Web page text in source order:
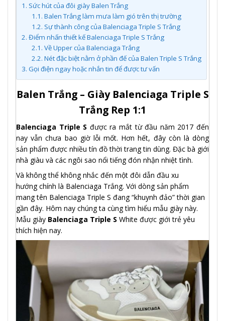
1. Sức hút của đôi giày Balen Trắng
1.1. Balen Trắng làm mưa làm gió trên thị trường
1.2. Sự thành công của Balenciaga Triple S Trắng
2. Điểm nhấn thiết kế Balenciaga Triple S Trắng
2.1. Về Upper của Balenciaga Trắng
2.2. Nét đặc biệt nằm ở phần đế của Balen Triple S Trắng
3. Gọi điện ngay hoặc nhắn tin để được tư vấn
Balen Trắng – Giày Balenciaga Triple S
Trắng Rep 1:1
Balenciaga Triple S được ra mắt từ đầu năm 2017 đến
nay vẫn chưa bao giờ lỗi mốt. Hơn hết, đây còn là dòng
sản phẩm được nhiều tín đồ thời trang tin dùng. Đặc bà giới
nhà giàu và các ngôi sao nổi tiếng đón nhận nhiệt tình.
Và không thể không nhắc đến một đôi dẫn đầu xu
hướng chính là Balenciaga Trắng. Với dòng sản phẩm
mang tên Balenciaga Triple S đang “khuynh đảo” thời gian
gần đây. Hôm nay chúng ta cùng tìm hiểu mẫu giày này.
Mẫu giày Balenciaga Triple S White được giới trẻ yêu
thích hiện nay.